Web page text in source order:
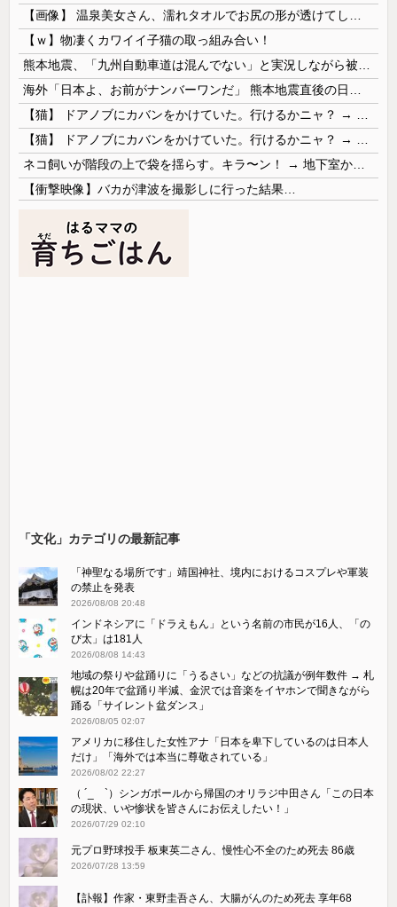
【ｗ】物凄くカワイイ子猫の取っ組み合い！
【衝撃映像】バカが津波を撮影しに行った結果…
「文化」カテゴリの最新記事
「神聖なる場所です」靖国神社、境内におけるコスプレや軍装
の禁止を発表
2026/08/08 20:48
インドネシアに「ドラえもん」という名前の市民が16人、「の
び太」は181人
2026/08/08 14:43
地域の祭りや盆踊りに「うるさい」などの抗議が例年数件 → 札
幌は20年で盆踊り半減、金沢では音楽をイヤホンで聞きながら
踊る「サイレント盆ダンス」
2026/08/05 02:07
アメリカに移住した女性アナ「日本を卑下しているのは日本人
だけ」「海外では本当に尊敬されている」
2026/08/02 22:27
（ ´_ゝ`）シンガポールから帰国のオリラジ中田さん「この日本
の現状、いや惨状を皆さんにお伝えしたい！」
2026/07/29 02:10
元プロ野球投手 板東英二さん、慢性心不全のため死去 86歳
2026/07/28 13:59
【訃報】作家・東野圭吾さん、大腸がんのため死去 享年68